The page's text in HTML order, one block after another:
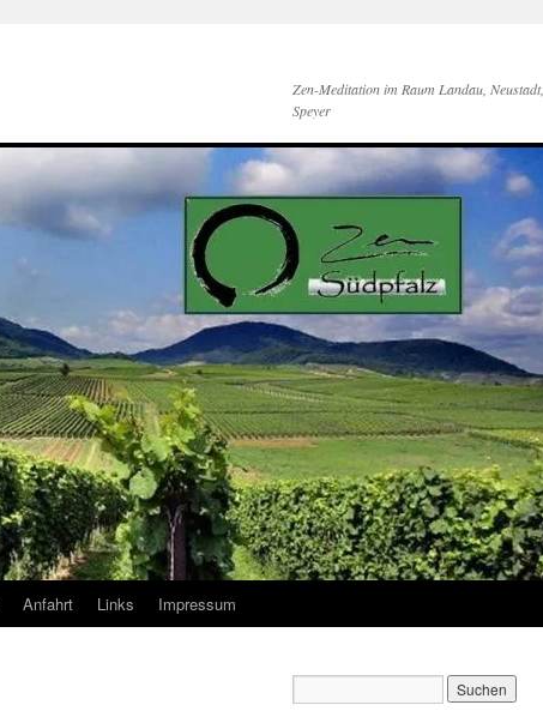
Zen-Meditation im Raum Landau, Neustadt,
Speyer
Anfahrt Links Impressum